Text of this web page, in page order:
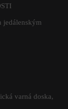
jedálenským
varná doska,